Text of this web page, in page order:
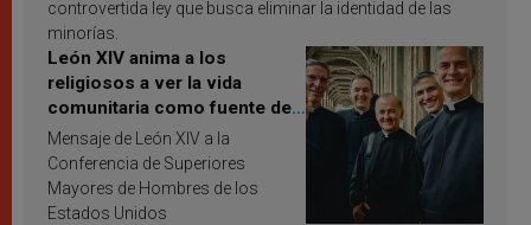
controvertida ley que busca eliminar la identidad de las
minorías.
León XIV anima a los
religiosos a ver la vida
comunitaria como fuente de
inspiración y santificación
Mensaje de León XIV a la
Conferencia de Superiores
Mayores de Hombres de los
Estados Unidos